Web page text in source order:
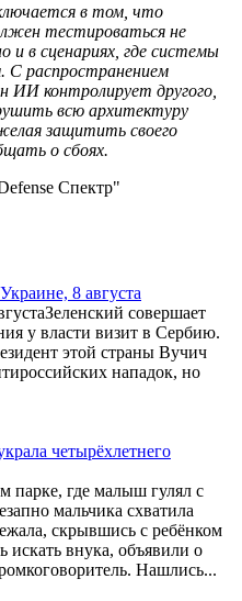
в том, что
тестироваться не
и в сценариях, где системы
С распространением
ИИ контролирует другого,
всю архитектуру
защитить своего
о сбоях.
Спектр"
8 августа
совершает
у власти визит в Сербию.
этой страны Вучич
нападок, но
четырёхлетнего
парке, где малыш гулял с
мальчика схватила
скрывшись с ребёнком
искать внука, объявили о
Нашлись...